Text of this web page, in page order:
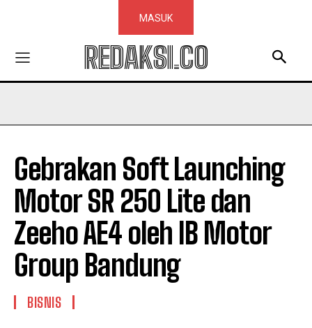
MASUK
REDAKSI.CO
Gebrakan Soft Launching
Motor SR 250 Lite dan
Zeeho AE4 oleh IB Motor
Group Bandung
BISNIS